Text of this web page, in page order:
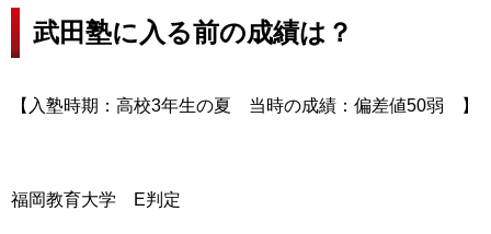
武田塾に入る前の成績は？
【入塾時期：高校3年生の夏 当時の成績：偏差値50弱 】
福岡教育大学 E判定